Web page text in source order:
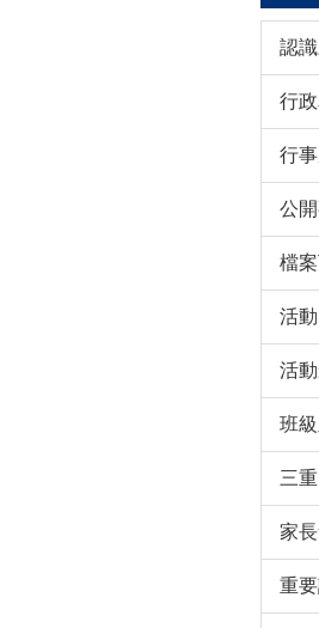
認
行
行
公
檔
活
活
班
三
家
重